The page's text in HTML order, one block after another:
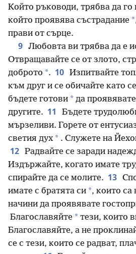
Който ръководи, трябва да го
който проявява състрадание *
прави от сърце.
9 Любовта ви трябва да е
Отвращавайте се от злото,
доброто *. 10 Изпитвайте
към друг и се обичайте като
бъдете готови * да
другите. 11
Бъдете
мързеливи. Горете от
светия дух * . Служете на
12 Радвайте се заради
Издържайте, когато имате
спирайте да се молите. 13
имате с братята си *, които са
начини да проявявате
Благославяйте * тези, които
Благославяйте, а не
се с тези, които се радват,